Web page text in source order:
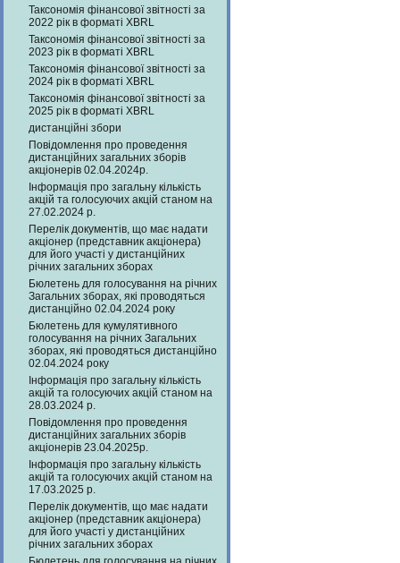
Таксономія фінансової звітності за
2022 рік в форматі XBRL
Таксономія фінансової звітності за
2023 рік в форматі XBRL
Таксономія фінансової звітності за
2024 рік в форматі XBRL
Таксономія фінансової звітності за
2025 рік в форматі XBRL
дистанційні збори
Повідомлення про проведення
дистанційних загальних зборів
акціонерів 02.04.2024р.
Інформація про загальну кількість
акцій та голосуючих акцій станом на
27.02.2024 р.
Перелік документів, що має надати
акціонер (представник акціонера)
для його участі у дистанційних
річних загальних зборах
Бюлетень для голосування на річних
Загальних зборах, які проводяться
дистанційно 02.04.2024 року
Бюлетень для кумулятивного
голосування на річних Загальних
зборах, які проводяться дистанційно
02.04.2024 року
Інформація про загальну кількість
акцій та голосуючих акцій станом на
28.03.2024 р.
Повідомлення про проведення
дистанційних загальних зборів
акціонерів 23.04.2025р.
Інформація про загальну кількість
акцій та голосуючих акцій станом на
17.03.2025 р.
Перелік документів, що має надати
акціонер (представник акціонера)
для його участі у дистанційних
річних загальних зборах